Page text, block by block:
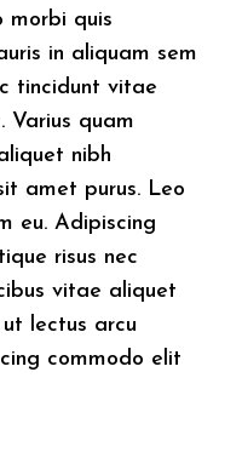
morbi quis
in aliquam sem
tincidunt vitae
Varius quam
nibh
amet purus. Leo
eu. Adipiscing
risus nec
vitae aliquet
lectus arcu
commodo elit